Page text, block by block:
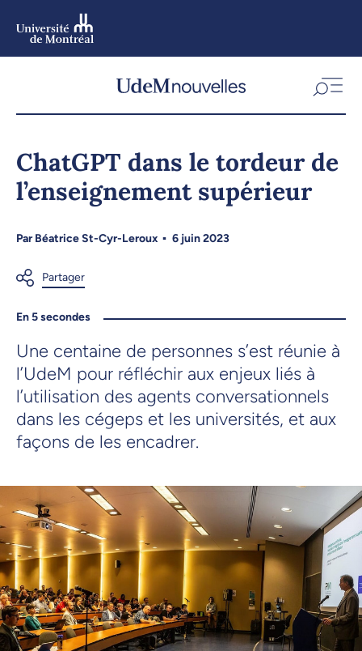
ChatGPT dans le tordeur de
l’enseignement supérieur
ParBéatrice St-Cyr-Leroux 6 juin 2023
En 5 secondes
Une centaine de personnes s’est réunie à
l’UdeM pour réfléchir aux enjeux liés à
l’utilisation des agents conversationnels
dans les cégeps et les universités, et aux
façons de les encadrer.